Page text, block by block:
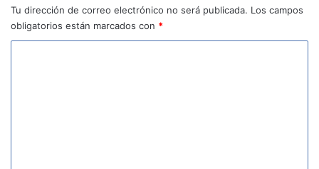
Tu dirección de correo electrónico no será publicada. Los campos
obligatorios están marcados con *